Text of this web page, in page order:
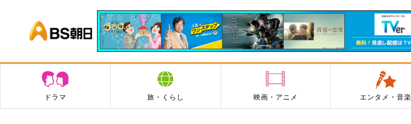
BS朝日
ドラマ 旅・くらし 映画・アニメ エンタメ・音楽